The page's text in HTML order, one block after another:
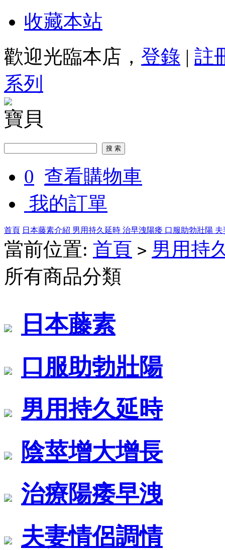
收藏本站
歡迎光臨本店， 登錄 | 註
系列
寶貝
0 查看購物車
我的訂單
首頁 日本藤素介紹 男用持久延時 治早洩陽痿 口服助勃壯陽
當前位置: 首頁 > 男用持
所有商品分類
日本藤素
口服助勃壯陽
男用持久延時
陰莖增大增長
治療陽痿早洩
夫妻情侶調情